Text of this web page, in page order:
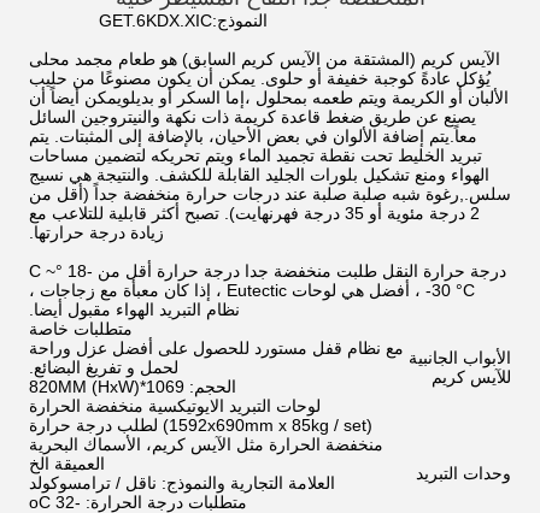
النموذج:GET.6KDX.XIC
الآيس كريم (المشتقة من الآيس كريم السابق) هو طعام مجمد محلى
يُؤكل عادةً كوجبة خفيفة أو حلوى. يمكن أن يكون مصنوعًا من حليب
الألبان أو الكريمة ويتم طعمه بمحلول ،إما السكر أو بديلويمكن أيضاً أن
يصنع عن طريق ضغط قاعدة كريمة ذات نكهة والنيتروجين السائل
معاً.يتم إضافة الألوان في بعض الأحيان، بالإضافة إلى المثبتات. يتم
تبريد الخليط تحت نقطة تجميد الماء ويتم تحريكه لتضمين مساحات
الهواء ومنع تشكيل بلورات الجليد القابلة للكشف. والنتيجة هي نسيج
سلس.,رغوة شبه صلبة صلبة عند درجات حرارة منخفضة جداً (أقل من
2 درجة مئوية أو 35 درجة فهرنهايت). تصبح أكثر قابلية للتلاعب مع
زيادة درجة حرارتها.
درجة حرارة النقل طلبت منخفضة جدا درجة حرارة أقل من -18 °C ~
-30 °C ، أفضل هي لوحات Eutectic ، إذا كان معبأة مع زجاجات ،
نظام التبريد الهواء مقبول أيضا.
متطلبات خاصة
الأبواب الجانبية
للآيس كريم
مع نظام قفل مستورد للحصول على أفضل عزل وراحة
لحمل و تفريغ البضائع.
الحجم: 1069*820MM (HxW)
وحدات التبريد
لوحات التبريد الايوتيكسية منخفضة الحرارة
(1592x690mm x 85kg / set) لطلب درجة حرارة
منخفضة الحرارة مثل الآيس كريم، الأسماك البحرية
العميقة الخ
العلامة التجارية والنموذج: ناقل / ترامسوكولد
متطلبات درجة الحرارة: -32 oC